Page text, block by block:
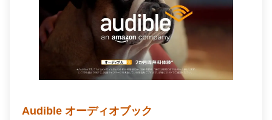
Audible オーディオブック